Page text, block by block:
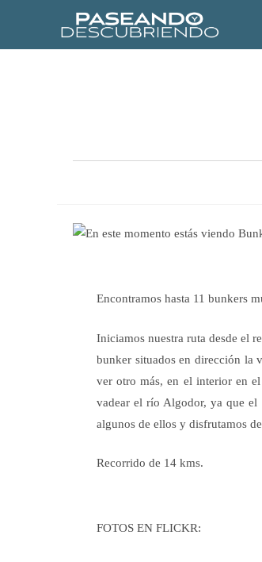
Encontramos hasta 11 bunkers
Iniciamos nuestra ruta desde el
bunker situados en dirección la
ver otro más, en el interior en
vadear el río Algodor, ya que el
algunos de ellos y disfrutamos
Recorrido de 14 kms.
FOTOS EN FLICKR: